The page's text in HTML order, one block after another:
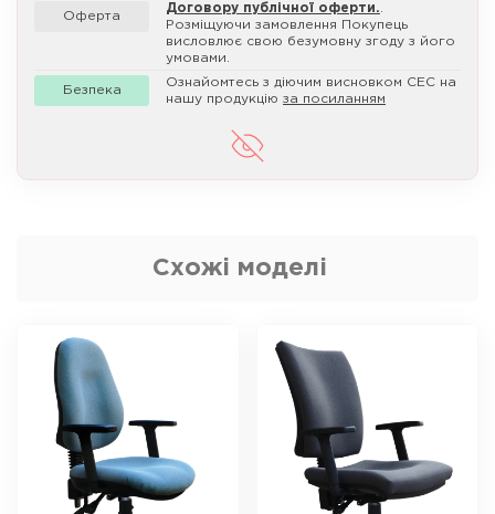
Оферта
Договору публічної оферти.
Розміщуючи замовлення Покупець
висловлює свою безумовну згоду з його
умовами.
Безпека
Ознайомтесь з діючим висновком СЕС на
нашу продукцію за посиланням
Схожі моделі